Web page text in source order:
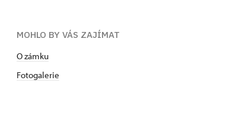
MOHLO BY VÁS ZAJÍMAT
O zámku
Fotogalerie